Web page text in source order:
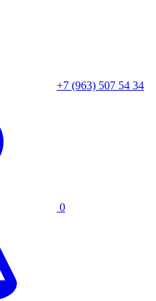
+7 (963) 507 54 34
0